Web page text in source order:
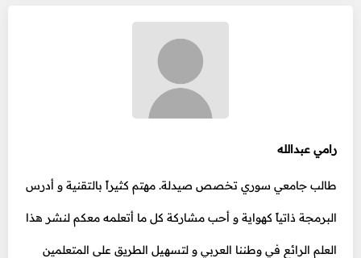
رامي عبدالله
طالب جامعي سوري تخصص صيدلة. مهتم كثيراً بالتقنية و أدرس
البرمجة ذاتياً كهواية و أحب مشاركة كل ما أتعلمه معكم لنشر هذا
العلم الرائع في وطننا العربي و لتسهيل الطريق على المتعلمين